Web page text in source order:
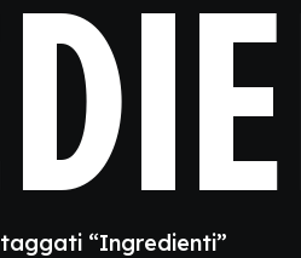
“Ingredienti”